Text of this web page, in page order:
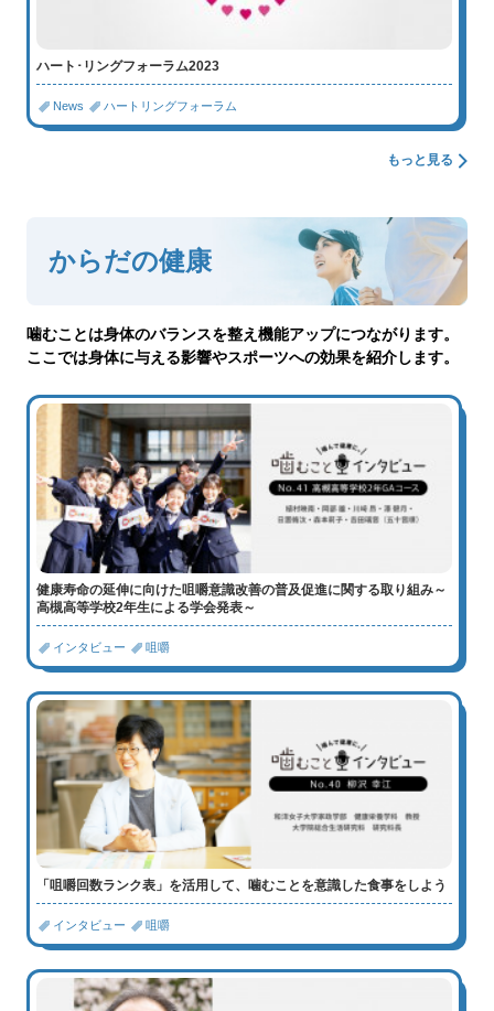
ハート･リングフォーラム2023
News ハートリングフォーラム
もっと見る
からだの健康
噛むことは身体のバランスを整え機能アップにつながります。
ここでは身体に与える影響やスポーツへの効果を紹介します。
健康寿命の延伸に向けた咀嚼意識改善の普及促進に関する取り組み～
高槻高等学校2年生による学会発表～
インタビュー 咀嚼
「咀嚼回数ランク表」を活用して、噛むことを意識した食事をしよう
インタビュー 咀嚼